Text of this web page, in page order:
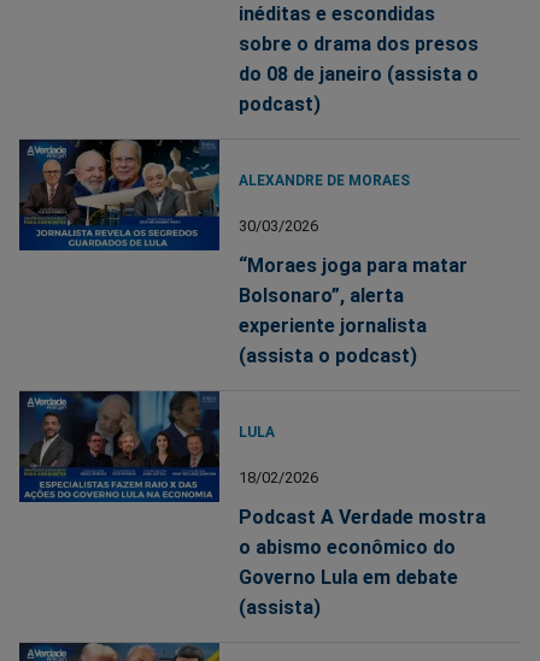
inéditas e escondidas
sobre o drama dos presos
do 08 de janeiro (assista o
podcast)
ALEXANDRE DE MORAES
30/03/2026
“Moraes joga para matar
Bolsonaro”, alerta
experiente jornalista
(assista o podcast)
LULA
18/02/2026
Podcast A Verdade mostra
o abismo econômico do
Governo Lula em debate
(assista)